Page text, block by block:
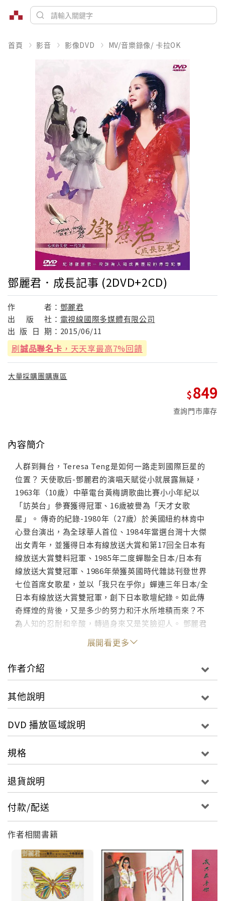
首頁 影音 影像DVD MV/音樂錄像/ 卡拉OK
鄧麗君．成長記事 (2DVD+2CD)
作 者： 鄧麗君
出
版 社： 電視線國際多媒體有限公司
出 版 日 期： 2015/06/11
刷誠品聯名卡 ，天天享最高7%回饋
大量採購團購專區
849
查詢門市庫存
內容簡介
人群到舞台，Teresa Teng是如何一路走到國際巨星的
位置？ 天使歌后-鄧麗君的演唱天賦從小就展露無疑，
1963年（10歲）中華電台黃梅調歌曲比賽小小年紀以
「訪英台」參賽獲得冠軍、16歲被譽為「天才女歌
星」。 傳奇的紀錄-1980年（27歲）於美國紐約林肯中
心登台演出，為全球華人首位、1984年當選台灣十大傑
出女青年，並獲得日本有線放送大賞和第17回全日本有
線放送大賞雙料冠軍、1985年二度蟬聯全日本/日本有
線放送大賞雙冠軍、1986年榮獲英國時代雜誌刊登世界
七位首席女歌星，並以「我只在乎你」蟬連三年日本/全
日本有線放送大賞雙冠軍，創下日本歌壇紀錄。如此傳
奇輝煌的背後，又是多少的努力和汗水所堆積而來？不
為人知的忍耐和辛酸，轉過身來又是笑臉迎人。 鄧麗君
曾說「人生好像吃零食一樣，酸甜苦辣應該要樣樣嘗
試」，現邀您一起來分享。
展開看更多
作者介紹
其他說明
DVD 播放區域說明
規格
退貨說明
付款/配送
作者相關書籍